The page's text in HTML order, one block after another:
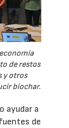
de restos
y otros
biochar.
ayudar a
de